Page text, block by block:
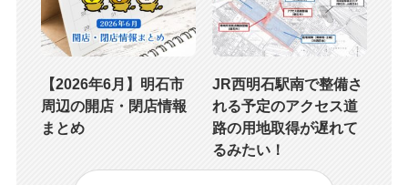
【2026年6月】明石市
周辺の開店・閉店情報
まとめ
JR西明石駅南で整備さ
れる予定のアクセス道
路の用地取得が遅れて
るみたい！